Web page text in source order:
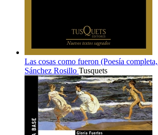
Las cosas como fueron (Poesía
Sánchez Rosillo Tusquets